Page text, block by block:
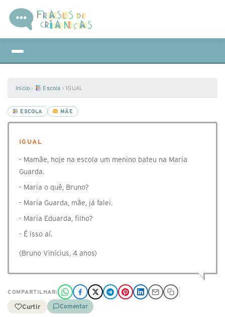
Início › Escola › IGUAL
ESCOLA MÃE
IGUAL
- Mamãe, hoje na escola um menino bateu na Maria
Guarda.
- Maria o quê, Bruno?
- Maria Guarda, mãe, já falei.
- Maria Eduarda, filho?
- É isso aí.
(Bruno Vinícius, 4 anos)
COMPARTILHAR:
Curtir Comentar